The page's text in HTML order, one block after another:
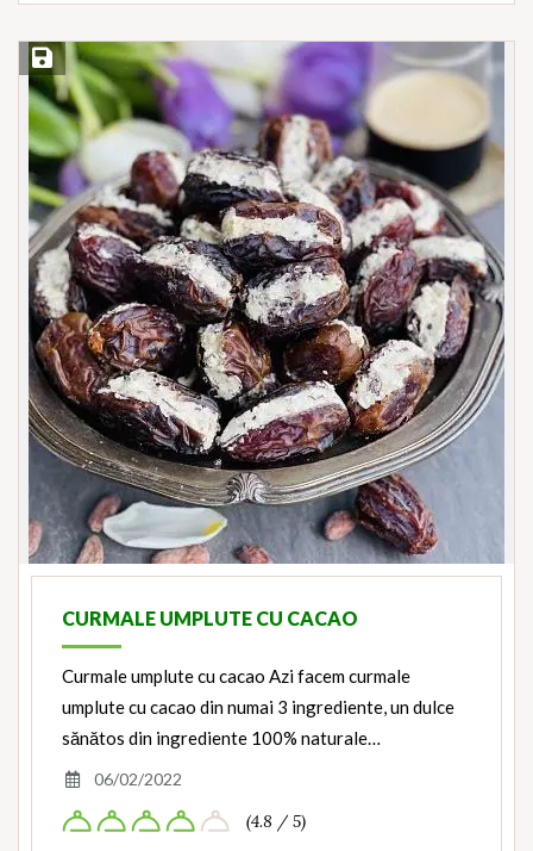
Save Recipe
CURMALE UMPLUTE CU CACAO
Curmale umplute cu cacao Azi facem curmale
umplute cu cacao din numai 3 ingrediente, un dulce
sănătos din ingrediente 100% naturale…
06/02/2022
(4.8 / 5)